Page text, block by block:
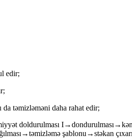
edir;
təmizləməni daha rahat edir;
doldurulması
şablonu→stəkan